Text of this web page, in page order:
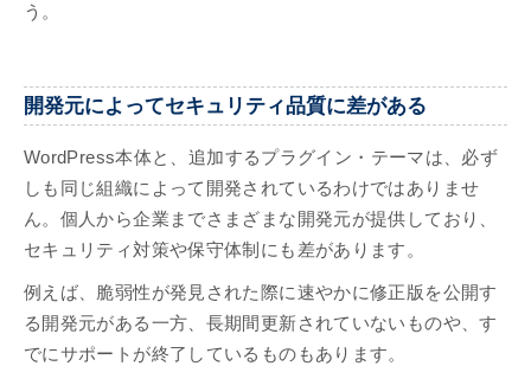
う。
開発元によってセキュリティ品質に差がある
WordPress本体と、追加するプラグイン・テーマは、必ず
しも同じ組織によって開発されているわけではありませ
ん。個人から企業までさまざまな開発元が提供しており、
セキュリティ対策や保守体制にも差があります。
例えば、脆弱性が発見された際に速やかに修正版を公開す
る開発元がある一方、長期間更新されていないものや、す
でにサポートが終了しているものもあります。